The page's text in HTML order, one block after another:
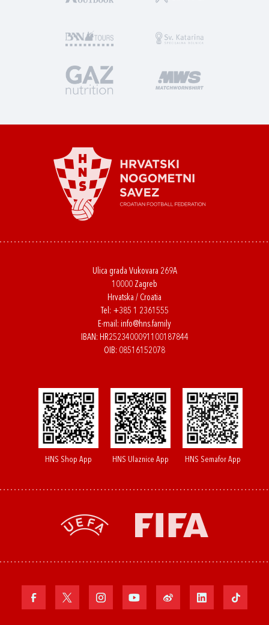
Ulica grada Vukovara 269A
10000 Zagreb
Hrvatska / Croatia
Tel: +385 1 2361555
E-mail: info@hns.family
IBAN: HR2523400091100187844
OIB: 08516152078
HNS Shop App HNS Ulaznice App HNS Semafor App